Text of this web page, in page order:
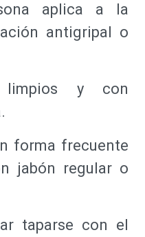
aplica a la
antigripal o
limpios y con
forma frecuente
jabón regular o
taparse con el